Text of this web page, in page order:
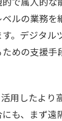
ルの業務を
。デジタル
めの支援手
用したより
も、まず遠